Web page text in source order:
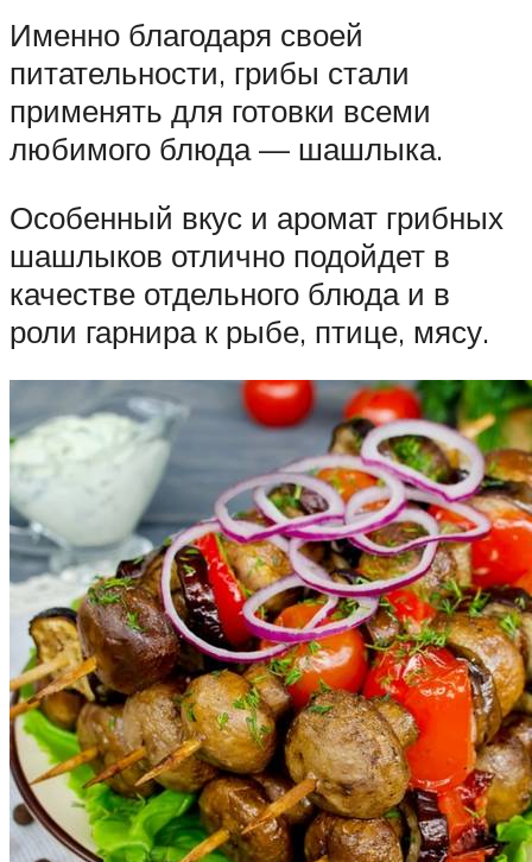
Именно благодаря своей
питательности, грибы стали
применять для готовки всеми
любимого блюда — шашлыка.
Особенный вкус и аромат грибных
шашлыков отлично подойдет в
качестве отдельного блюда и в
роли гарнира к рыбе, птице, мясу.